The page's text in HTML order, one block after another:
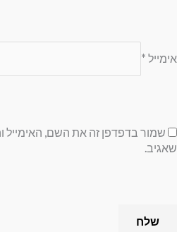
אימייל *
שמור בדפדפן זה את השם,
שאגיב.